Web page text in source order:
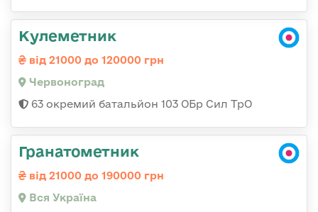
Кулеметник
від 21000 до 120000 грн
Червоноград
63 окремий батальйон 103 ОБр Сил ТрО
Гранатометник
від 21000 до 190000 грн
Вся Україна